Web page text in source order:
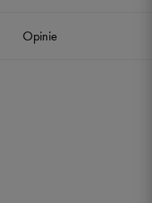
Opinie